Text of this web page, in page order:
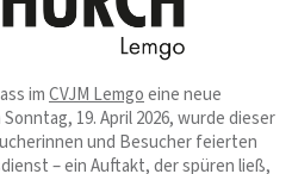
imCVJM Lemgoeine neue
19. April 2026, wurde dieser
und Besucher feierten
– ein Auftakt, der spüren ließ,